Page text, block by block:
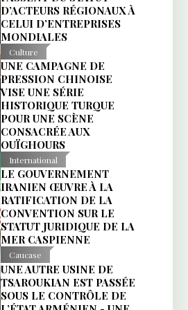
D’ACTEURS RÉGIONAUX À
CELUI D’ENTREPRISES
MONDIALES
Culture
UNE CAMPAGNE DE
PRESSION CHINOISE
VISE UNE SÉRIE
HISTORIQUE TURQUE
POUR UNE SCÈNE
CONSACRÉE AUX
OUÏGHOURS
International
LE GOUVERNEMENT
IRANIEN ŒUVRE À LA
RATIFICATION DE LA
CONVENTION SUR LE
STATUT JURIDIQUE DE LA
MER CASPIENNE
Caucase
UNE AUTRE USINE DE
TSAROUKIAN EST PASSÉE
SOUS LE CONTRÔLE DE